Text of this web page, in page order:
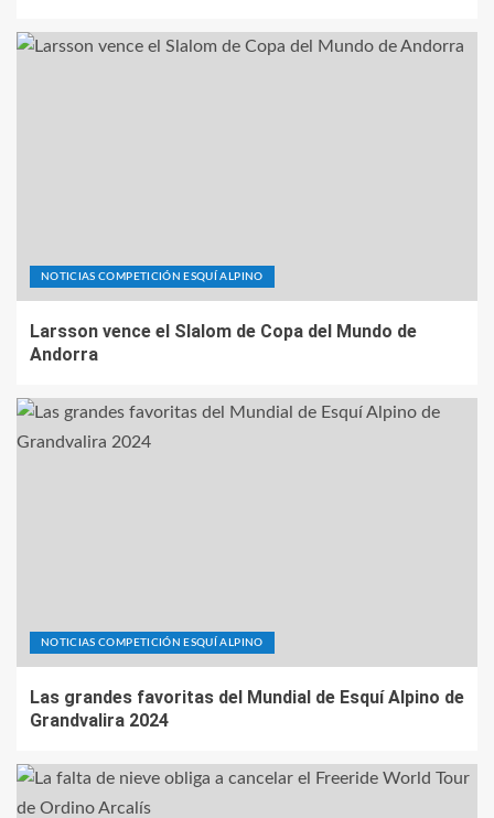
NOTICIAS COMPETICIÓN ESQUÍ ALPINO
Larsson vence el Slalom de Copa del Mundo de
Andorra
NOTICIAS COMPETICIÓN ESQUÍ ALPINO
Las grandes favoritas del Mundial de Esquí Alpino de
Grandvalira 2024